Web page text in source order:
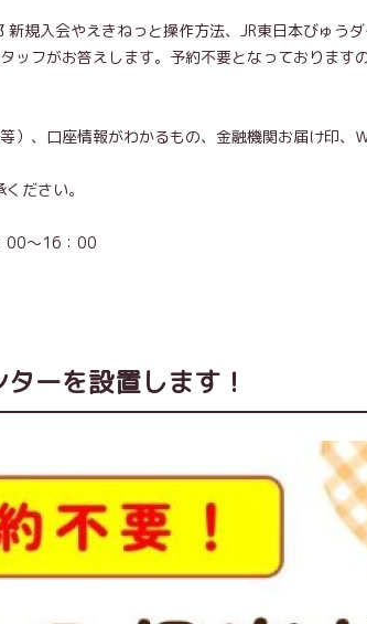
規入会やえきねっと操作方法、JR東日本びゅう
ッフがお答えします。予約不要となっております
、口座情報がわかるもの、金融機関お届け印、
ださい。
～16：00
ーを設置します！